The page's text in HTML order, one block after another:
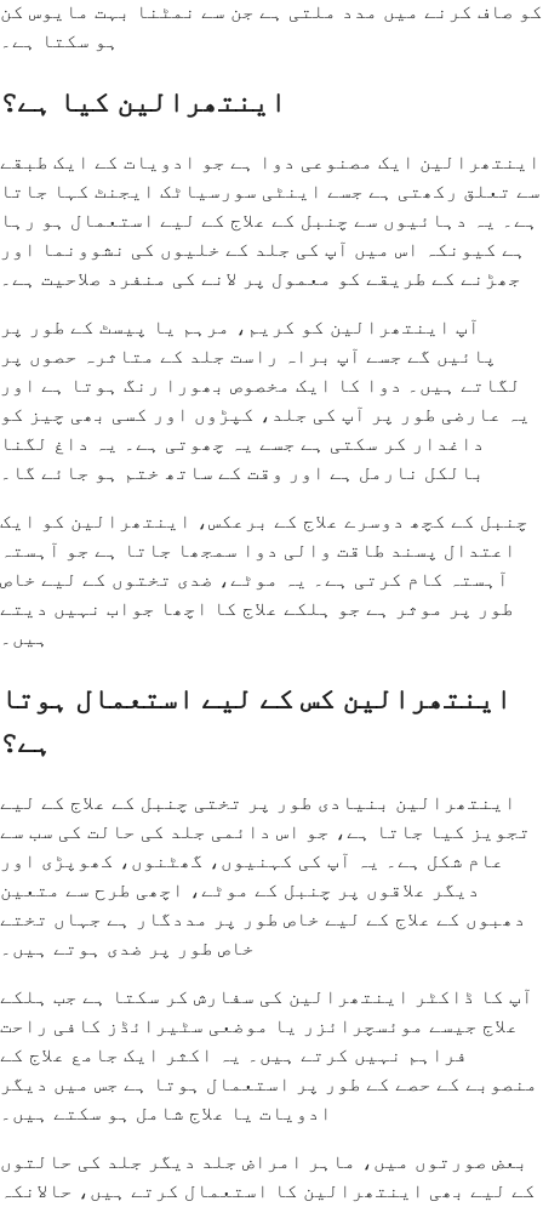
کو صاف کرنے میں مدد ملتی ہے جن سے نمٹنا بہت مایوس کن
ہو سکتا ہے۔
اینتھرالین کیا ہے؟
اینتھرالین ایک مصنوعی دوا ہے جو ادویات کے ایک طبقے
سے تعلق رکھتی ہے جسے اینٹی سورسیاٹک ایجنٹ کہا جاتا
ہے۔ یہ دہائیوں سے چنبل کے علاج کے لیے استعمال ہو رہا
ہے کیونکہ اس میں آپ کی جلد کے خلیوں کی نشوونما اور
جھڑنے کے طریقے کو معمول پر لانے کی منفرد صلاحیت ہے۔
آپ اینتھرالین کو کریم، مرہم یا پیسٹ کے طور پر
پائیں گے جسے آپ براہ راست جلد کے متاثرہ حصوں پر
لگاتے ہیں۔ دوا کا ایک مخصوص بھورا رنگ ہوتا ہے اور
یہ عارضی طور پر آپ کی جلد، کپڑوں اور کسی بھی چیز کو
داغدار کر سکتی ہے جسے یہ چھوتی ہے۔ یہ داغ لگنا
بالکل نارمل ہے اور وقت کے ساتھ ختم ہو جائے گا۔
چنبل کے کچھ دوسرے علاج کے برعکس، اینتھرالین کو ایک
اعتدال پسند طاقت والی دوا سمجھا جاتا ہے جو آہستہ
آہستہ کام کرتی ہے۔ یہ موٹے، ضدی تختوں کے لیے خاص
طور پر موثر ہے جو ہلکے علاج کا اچھا جواب نہیں دیتے
ہیں۔
اینتھرالین کس کے لیے استعمال ہوتا
ہے؟
اینتھرالین بنیادی طور پر تختی چنبل کے علاج کے لیے
تجویز کیا جاتا ہے، جو اس دائمی جلد کی حالت کی سب سے
عام شکل ہے۔ یہ آپ کی کہنیوں، گھٹنوں، کھوپڑی اور
دیگر علاقوں پر چنبل کے موٹے، اچھی طرح سے متعین
دھبوں کے علاج کے لیے خاص طور پر مددگار ہے جہاں تختے
خاص طور پر ضدی ہوتے ہیں۔
آپ کا ڈاکٹر اینتھرالین کی سفارش کر سکتا ہے جب ہلکے
علاج جیسے موئسچرائزر یا موضعی سٹیرائڈز کافی راحت
فراہم نہیں کرتے ہیں۔ یہ اکثر ایک جامع علاج کے
منصوبے کے حصے کے طور پر استعمال ہوتا ہے جس میں دیگر
ادویات یا علاج شامل ہو سکتے ہیں۔
بعض صورتوں میں، ماہر امراض جلد دیگر جلد کی حالتوں
کے لیے بھی اینتھرالین کا استعمال کرتے ہیں، حالانکہ